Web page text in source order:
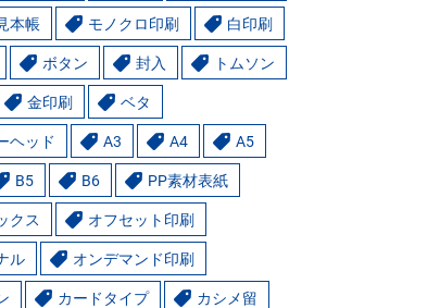
本帳 モノクロ印刷 白印刷
ボタン 封入 トムソン
金印刷 ベタ
ヘッド A3 A4 A5
B5 B6 PP素材表紙
クス オフセット印刷
ル オンデマンド印刷
カードタイプ カシメ留